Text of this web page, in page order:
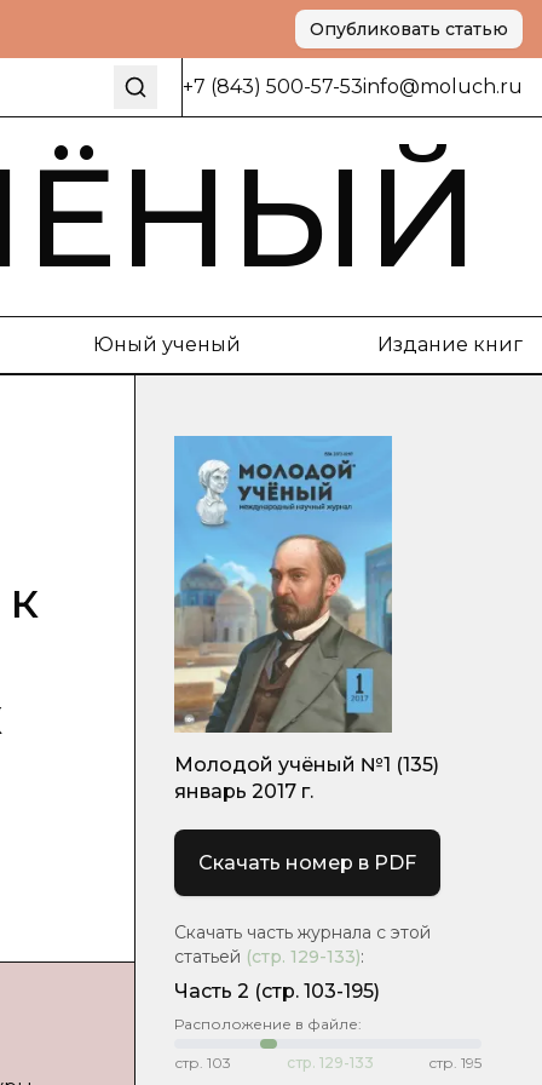
Опубликовать статью
+7 (843) 500-57-53info@moluch.ru
Юный ученый Издание книг
Молодой учёный №1 (135)
январь 2017 г.
Скачать номер в PDF
Скачать часть журнала с этой
статьей (стр. 129-133):
Часть 2 (cтр. 103-195)
Расположение в файле:
стр. 103 стр. 129-133 стр. 195